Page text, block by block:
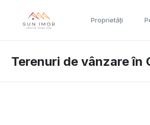
Proprietăți
Terenuri de vânzare în